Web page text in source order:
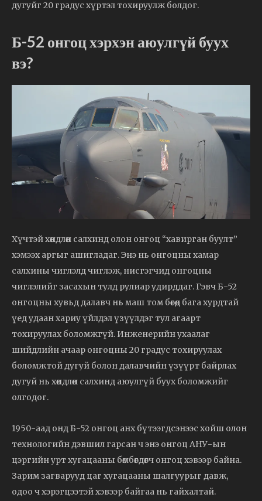
дугуйг 20 градус хүртэл тохируулж болдог.
Б-52 онгоц хэрхэн аюулгүй буух
вэ?
Хүчтэй хөндлөн салхинд олон онгоц “хавирган буулт”
хэмээх аргыг ашигладаг. Энэ нь онгоцны хамар
салхины чиглэлд чиглэж, нисгэгчид онгоцны
чиглэлийг засахын тулд рулиар удирддаг. Гэвч Б-52
онгоцны хувьд далавч нь маш том бөгөөд бага хурдтай
үед удаан хариу үйлдэл үзүүлдэг тул агаарт
тохируулах боломжгүй. Инженерийн ухаалаг
шийдлийн ачаар онгоцны 20 градус тохируулах
боломжтой дугуй болон далавчийн үзүүрт байрлах
дугуй нь хөндлөн салхинд аюулгүй буух боломжийг
олгодог.
1950-аад онд Б-52 онгоц анх бүтээгдсэнээс хойш олон
технологийн дэвшил гарсан ч энэ онгоц АНУ-ын
цэргийн урт хугацааны бөмбөгдөгч онгоц хэвээр байна.
Зарим загварууд цаг хугацааны шалгуурыг давж,
одоо ч хэрэгцээтэй хэвээр байгаа нь гайхалтай.